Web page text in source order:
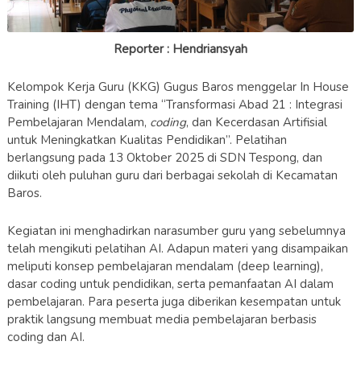
Reporter : Hendriansyah
Kelompok Kerja Guru (KKG) Gugus Baros menggelar In House
Training (IHT) dengan tema “Transformasi Abad 21 : Integrasi
Pembelajaran Mendalam, coding, dan Kecerdasan Artifisial
untuk Meningkatkan Kualitas Pendidikan”. Pelatihan
berlangsung pada 13 Oktober 2025 di SDN Tespong, dan
diikuti oleh puluhan guru dari berbagai sekolah di Kecamatan
Baros.
Kegiatan ini menghadirkan narasumber guru yang sebelumnya
telah mengikuti pelatihan AI. Adapun materi yang disampaikan
meliputi konsep pembelajaran mendalam (deep learning),
dasar coding untuk pendidikan, serta pemanfaatan AI dalam
pembelajaran. Para peserta juga diberikan kesempatan untuk
praktik langsung membuat media pembelajaran berbasis
coding dan AI.